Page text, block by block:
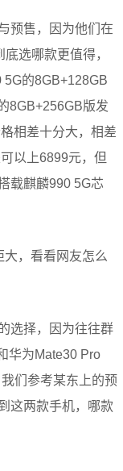
预售，因为他们在
选哪款更值得，
5G的8GB+128GB
8GB+256GB版发
相差十分大，相差
以上6899元，但
载麒麟990 5G芯
选择，因为往往群
华为Mate30 Pro
们参考某东上的预
这两款手机，哪款